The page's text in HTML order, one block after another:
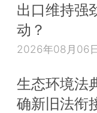
出口维持强
动？
2026年08月06
生态环境法
确新旧法衔